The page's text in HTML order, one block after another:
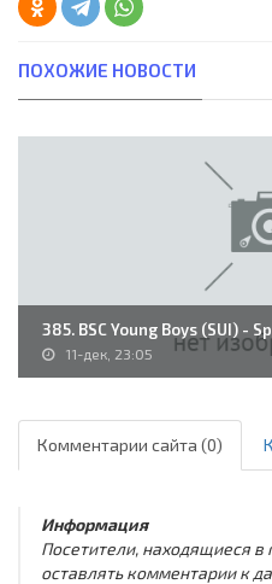
ПОХОЖИЕ НОВОСТИ
385. BSC Young Boys (SUI) -
11-дек, 23:05
Комментарии сайта (0)
Информация
Посетители, находящиеся в
оставлять комментарии к